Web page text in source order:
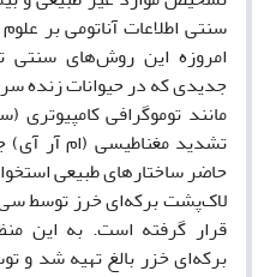
سنتی اطلاعات آناتومی بر
امروزه این روش‌های
جدیدی که در حیوانات زنده
مانند توموگرافی
تشدید مغناطیسی (ام آر آی)
حاضر ساختارهای طبیعی
لاک‌پشت برکه‌ای خرز توسط
قرار گرفته است. به این
برکه‌ای خزر بالغ تهیه شد